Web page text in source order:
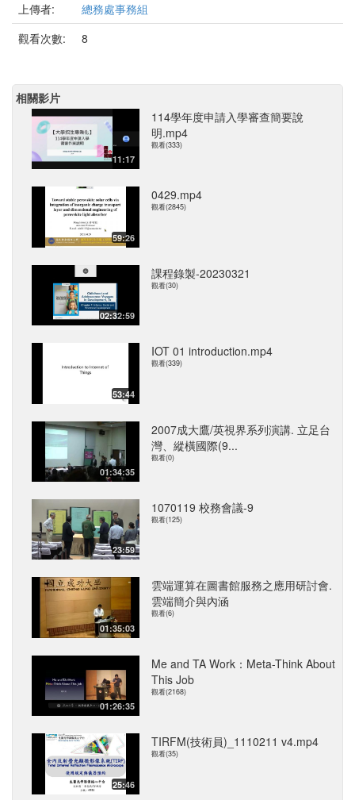
上傳者:
總務處事務組
觀看次數:
8
相關影片
11:17
114學年度申請入學審查簡要說
明.mp4
觀看(333)
59:26
0429.mp4
觀看(2845)
02:32:59
課程錄製-20230321
觀看(30)
53:44
IOT 01 introduction.mp4
觀看(339)
01:34:35
2007成大鷹/英視界系列演講. 立足台
灣、縱橫國際(9...
觀看(0)
23:59
1070119 校務會議-9
觀看(125)
01:35:03
雲端運算在圖書館服務之應用研討會.
雲端簡介與內涵
觀看(6)
01:26:35
Me and TA Work：Meta-Think About
This Job
觀看(2168)
25:46
TIRFM(技術員)_1110211 v4.mp4
觀看(35)